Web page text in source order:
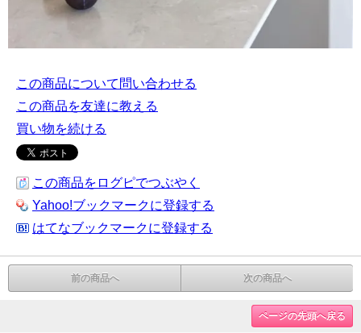
この商品について問い合わせる
この商品を友達に教える
買い物を続ける
この商品をログピでつぶやく
Yahoo!ブックマークに登録する
はてなブックマークに登録する
前の商品へ 次の商品へ
ページの先頭へ戻る